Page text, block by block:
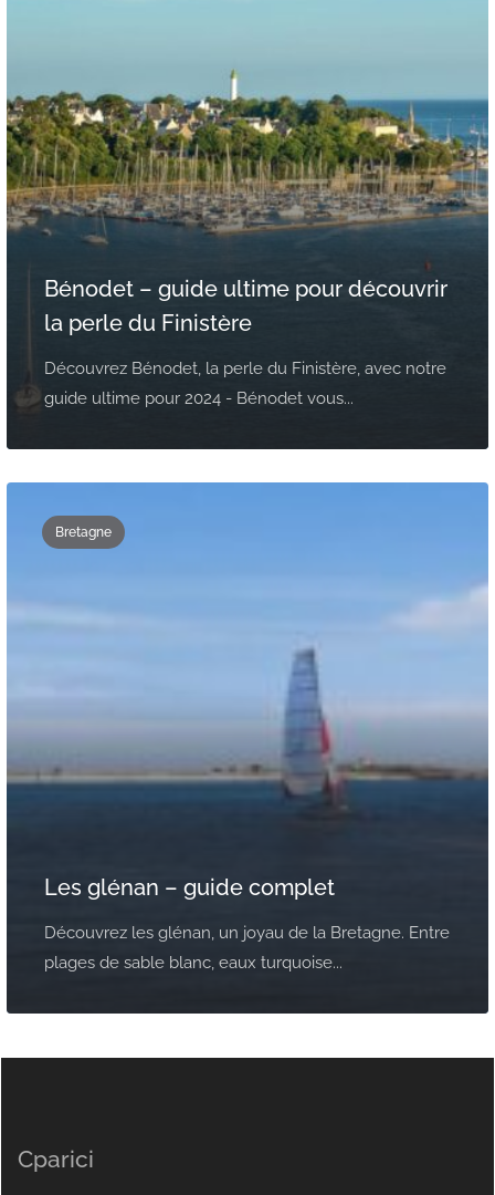
Bénodet – guide ultime pour découvrir
la perle du Finistère
Découvrez Bénodet, la perle du Finistère, avec notre
guide ultime pour 2024 - Bénodet vous...
Bretagne
Les glénan – guide complet
Découvrez les glénan, un joyau de la Bretagne. Entre
plages de sable blanc, eaux turquoise...
Cparici